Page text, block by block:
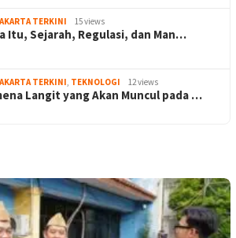
TERKINI 15 views
Itu, Sejarah, Regulasi, dan Man…
TERKINI TEKNOLOGI 12 views
Langit yang Akan Muncul pada …